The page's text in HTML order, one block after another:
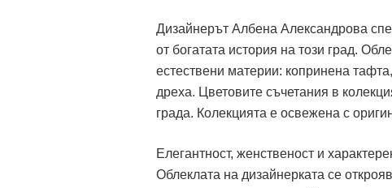
Дизайнерът Албена Александрова
от богатата история на този град.
естествени материи: копринена
дреха. Цветовите съчетания в
града. Колекцията е освежена с
Елегантност, женственост и
Облеклата на дизайнерката се